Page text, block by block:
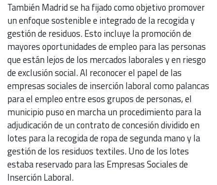
También Madrid se ha fijado como objetivo promover
un enfoque sostenible e integrado de la recogida y
gestión de residuos. Esto incluye la promoción de
mayores oportunidades de empleo para las personas
que están lejos de los mercados laborales y en riesgo
de exclusión social. Al reconocer el papel de las
empresas sociales de inserción laboral como palancas
para el empleo entre esos grupos de personas, el
municipio puso en marcha un procedimiento para la
adjudicación de un contrato de concesión dividido en
lotes para la recogida de ropa de segunda mano y la
gestión de los residuos textiles. Uno de los lotes
estaba reservado para las Empresas Sociales de
Inserción Laboral.